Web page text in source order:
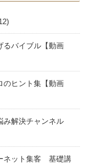
るバイブル【動画
のヒント集【動画
み解決チャンネル
ネット集客 基礎講